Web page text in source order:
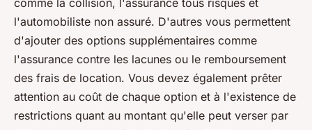
comme la collision, l'assurance tous risques et
l'automobiliste non assuré. D'autres vous permettent
d'ajouter des options supplémentaires comme
l'assurance contre les lacunes ou le remboursement
des frais de location. Vous devez également prêter
attention au coût de chaque option et à l'existence de
restrictions quant au montant qu'elle peut verser par